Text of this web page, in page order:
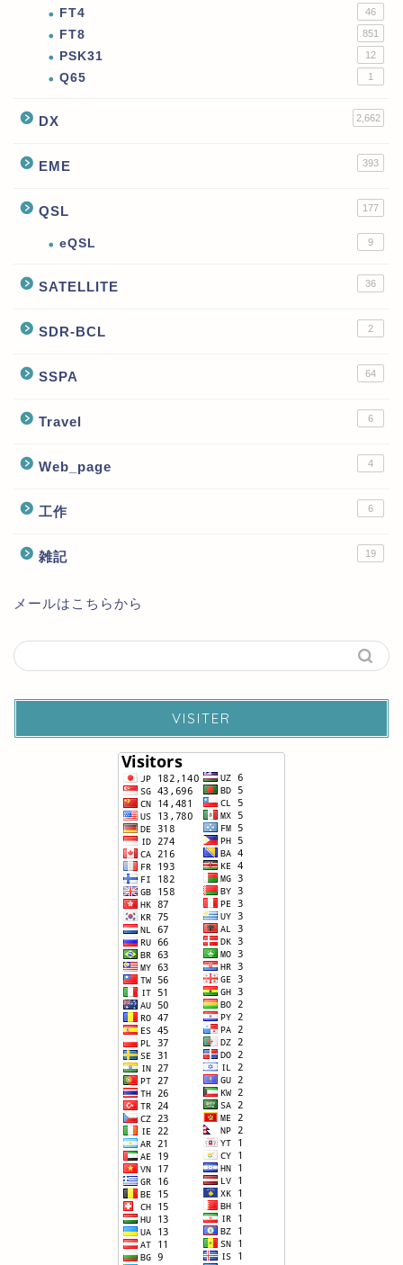
FT4 46
FT8 851
PSK31 12
Q65 1
DX 2,662
EME 393
QSL 177
eQSL 9
SATELLITE 36
SDR-BCL 2
SSPA 64
Travel 6
Web_page 4
工作 6
雑記 19
メールはこちらから
VISITER